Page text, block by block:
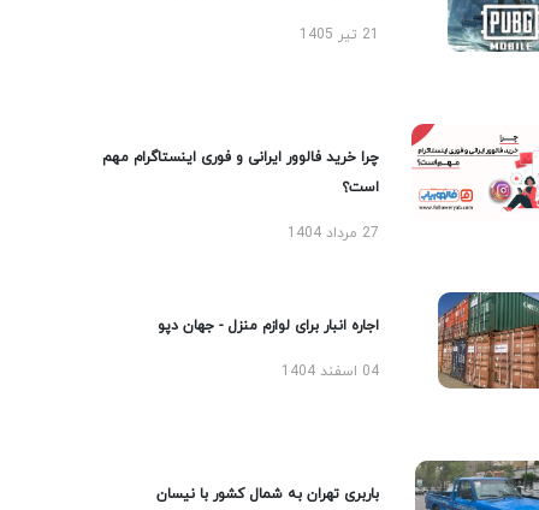
چرا خرید فالوور ایرانی و فوری اینستاگرام مهم
است؟
27 مرداد 1404
اجاره انبار برای لوازم منزل - جهان دپو
04 اسفند 1404
باربری تهران به شمال کشور با نیسان